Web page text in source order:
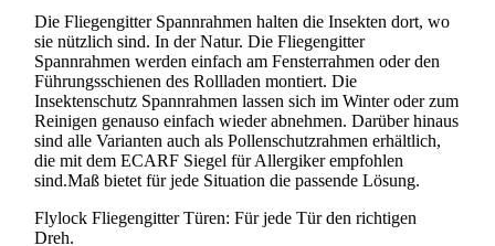
Die Fliegengitter Spannrahmen halten die Insekten dort, wo
sie nützlich sind. In der Natur. Die Fliegengitter
Spannrahmen werden einfach am Fensterrahmen oder den
Führungsschienen des Rollladen montiert. Die
Insektenschutz Spannrahmen lassen sich im Winter oder zum
Reinigen genauso einfach wieder abnehmen. Darüber hinaus
sind alle Varianten auch als Pollenschutzrahmen erhältlich,
die mit dem ECARF Siegel für Allergiker empfohlen
sind.Maß bietet für jede Situation die passende Lösung.
Flylock Fliegengitter Türen: Für jede Tür den richtigen
Dreh.